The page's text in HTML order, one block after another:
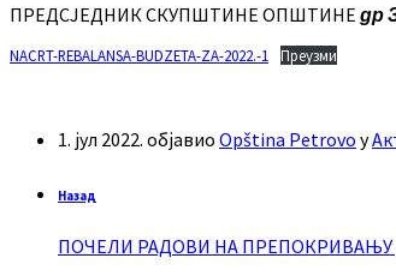
ПРЕДСЈЕДНИК СКУПШТИНЕ ОПШТИНЕ др
NACRT-REBALANSA-BUDZETA-ZA-2022.-1 Преузми
1. јул 2022. објавио Opština Petrovo у
Назад
ПОЧЕЛИ РАДОВИ НА ПРЕПОКРИВАЊУ